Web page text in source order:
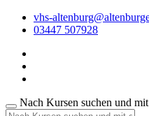
vhs-
03447 507928
Nach Kursen suchen und